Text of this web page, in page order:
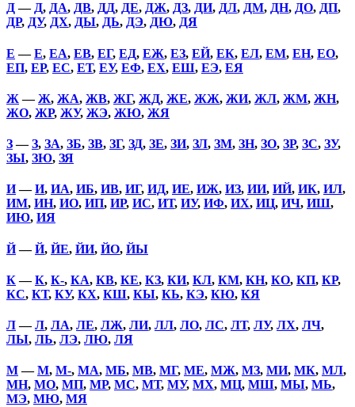
Д— Д, ДА, ДВ, ДД, ДЕ, ДЖ, ДЗ, ДИ, ДЛ, ДМ, ДН, ДО, ДП,
ДР, ДУ, ДХ, ДЫ, ДЬ, ДЭ, ДЮ, ДЯ
Е —Е, ЕА, ЕВ, ЕГ, ЕД, ЕЖ, ЕЗ, ЕЙ, ЕК, ЕЛ, ЕМ, ЕН, ЕО,
ЕП, ЕР, ЕС, ЕТ, ЕУ, ЕФ, ЕХ, ЕШ, ЕЭ, ЕЯ
Ж —Ж, ЖА, ЖВ, ЖГ, ЖД, ЖЕ, ЖЖ, ЖИ, ЖЛ, ЖМ, ЖН,
ЖО, ЖР, ЖУ, ЖЭ, ЖЮ, ЖЯ
З—З, ЗА, ЗБ, ЗВ, ЗГ, ЗД, ЗЕ, ЗИ, ЗЛ, ЗМ, ЗН, ЗО, ЗР, ЗС, ЗУ,
ЗЫ, ЗЮ, ЗЯ
И—И, ИА, ИБ, ИВ, ИГ, ИД, ИЕ, ИЖ, ИЗ, ИИ, ИЙ, ИК, ИЛ,
ИМ, ИН, ИО, ИП, ИР, ИС, ИТ, ИУ, ИФ, ИХ, ИЦ, ИЧ, ИШ,
ИЮ, ИЯ
Й—Й, ЙЕ, ЙИ, ЙО, ЙЫ
К—К, К-, КА, КВ, КЕ, КЗ, КИ, КЛ, КМ, КН, КО, КП, КР,
КС, КТ, КУ, КХ, КШ, КЫ, КЬ, КЭ, КЮ, КЯ
Л—Л, ЛА, ЛЕ, ЛЖ, ЛИ, ЛЛ, ЛО, ЛС, ЛТ, ЛУ, ЛХ, ЛЧ,
ЛЫ, ЛЬ, ЛЭ, ЛЮ, ЛЯ
М—М, М-, МА, МБ, МВ, МГ, МЕ, МЖ, МЗ, МИ, МК, МЛ,
МН, МО, МП, МР, МС, МТ, МУ, МХ, МЦ, МШ, МЫ, МЬ,
МЭ, МЮ, МЯ